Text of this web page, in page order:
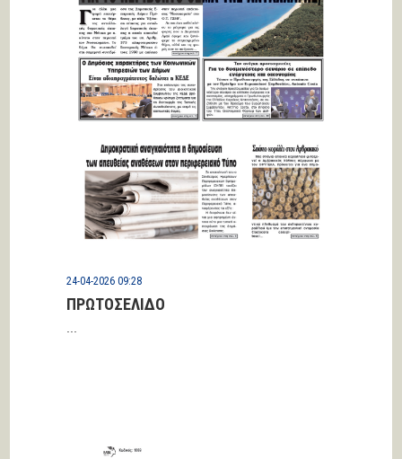
24-04-2026 09:28
ΠΡΩΤΟΣΕΛΙΔΟ
...